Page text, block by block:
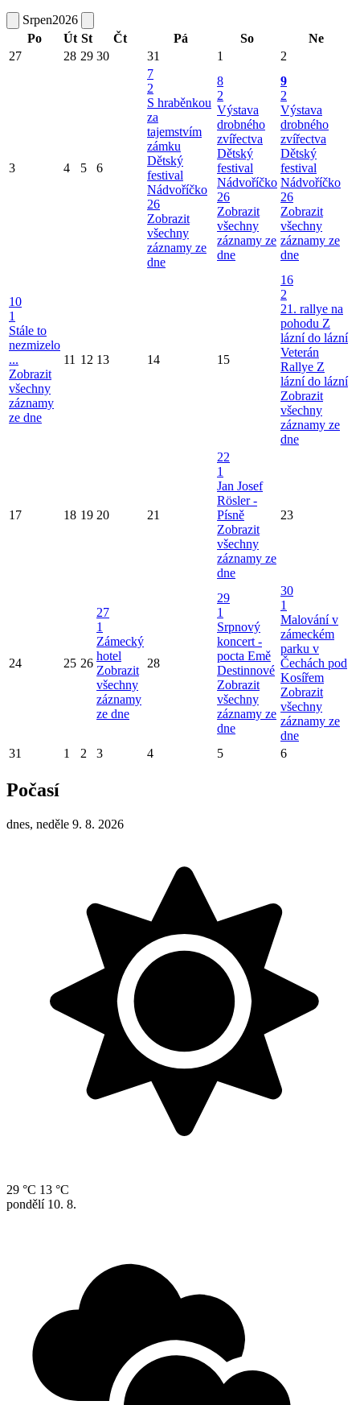
Srpen2026
Po
Út St Čt Pá So
Ne
27
28 29 30 31 1 2
3 4 5 6
7
2
S hraběnkou
za
tajemstvím
zámku
Dětský
festival
Nádvoříčko
26
Zobrazit
všechny
záznamy ze
dne
8
2
Výstava
drobného
zvířectva
Dětský
festival
Nádvoříčko
26
Zobrazit
všechny
záznamy ze
dne
9
2
Výstava
drobného
zvířectva
Dětský
festival
Nádvoříčko
26
Zobrazit
všechny
záznamy ze
dne
10
1
Stále to
nezmizelo
...
Zobrazit
všechny
záznamy
ze dne
11 12 13 14 15
16
2
21. rallye na
pohodu Z
lázní do lázní
Veterán
Rallye Z
lázní do lázní
Zobrazit
všechny
záznamy ze
dne
17 18 19 20 21
22
1
Jan Josef
Rösler -
Písně
Zobrazit
všechny
záznamy ze
dne
23
24 25 26
27
1
Zámecký
hotel
Zobrazit
všechny
záznamy
ze dne
28
29
1
Srpnový
koncert -
pocta Emě
Destinnové
Zobrazit
všechny
záznamy ze
dne
30
1
Malování v
zámeckém
parku v
Čechách pod
Kosířem
Zobrazit
všechny
záznamy ze
dne
31
1 2 3 4 5 6
Počasí
dnes, neděle 9. 8. 2026
29 °C 13 °C
pondělí 10. 8.